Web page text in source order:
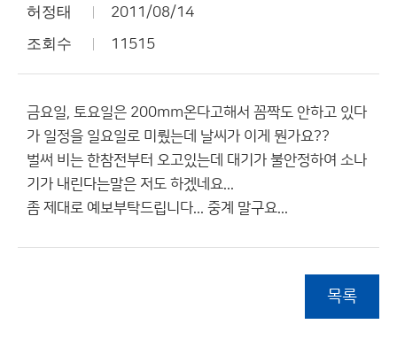
허정태 2011/08/14
조회수 11515
금요일, 토요일은 200mm온다고해서 꼼짝도 안하고 있다
가 일정을 일요일로 미뤘는데 날씨가 이게 뭔가요??
벌써 비는 한참전부터 오고있는데 대기가 불안정하여 소나
기가 내린다는말은 저도 하겠네요...
좀 제대로 예보부탁드립니다... 중계 말구요...
목록